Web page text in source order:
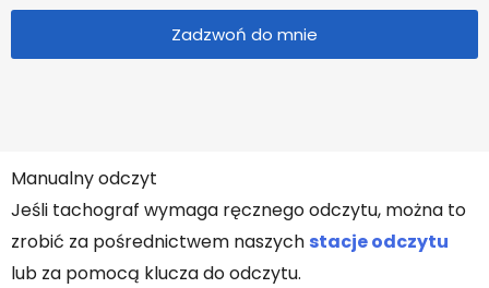
f
g
o
n
y
Zadzwoń do mnie
Manualny odczyt
Jeśli tachograf wymaga ręcznego odczytu, można to
zrobić za pośrednictwem naszych stacje odczytu
lub za pomocą klucza do odczytu.